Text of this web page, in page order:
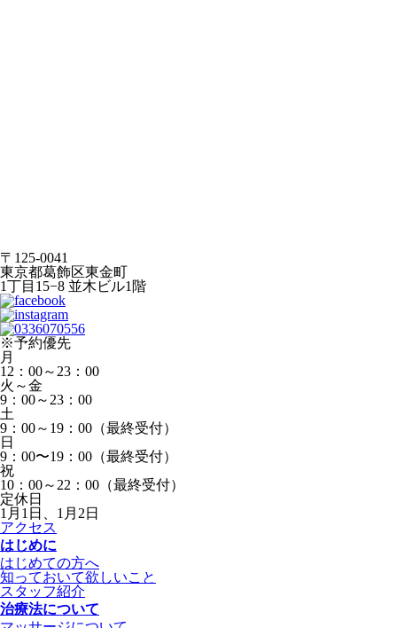
〒125-0041
東京都葛飾区東金町
1丁目15−8 並木ビル1階
※予約優先
月
12：00～23：00
火～金
9：00～23：00
土
9：00～19：00（最終受付）
日
9：00〜19：00（最終受付）
祝
10：00～22：00（最終受付）
定休日
1月1日、1月2日
アクセス
はじめに
はじめての方へ
知っておいて欲しいこと
スタッフ紹介
治療法について